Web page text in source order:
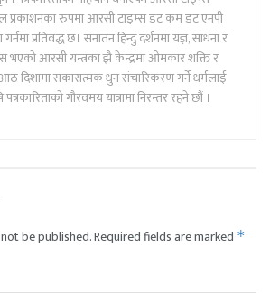
प्रकाशनका रुपमा आरसी टाइम्स डट कम डट एनपी
प्रतिवद्ध छ। सनातन हिन्दु दर्शनमा यज्ञ, साधना र
भएको आरसी यन्त्रका झै केन्द्रमा ओमकार शक्ति र
दिशामा सकारात्मक धुन संचारिकरण गर्ने धर्मलाई
गौरवमय यात्रामा निरन्तर रहने छौं ।
be published.Required fields are marked *